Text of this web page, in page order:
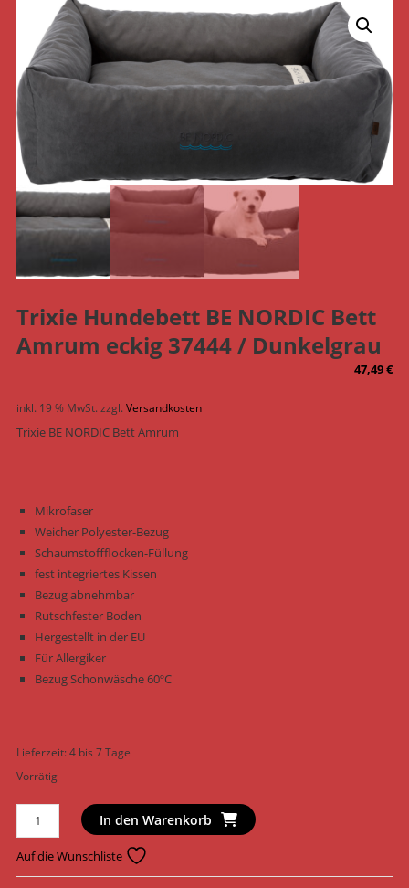
Trixie Hundebett BE NORDIC Bett
Amrum eckig 37444 / Dunkelgrau
47,49€
inkl. 19 % MwSt.zzgl.Versandkosten
Trixie BE NORDIC Bett Amrum
Mikrofaser
Weicher Polyester-Bezug
Schaumstoffflocken-Füllung
fest integriertes Kissen
Bezug abnehmbar
Rutschfester Boden
Hergestellt in der EU
Für Allergiker
Bezug Schonwäsche 60ºC
Lieferzeit:4 bis 7 Tage
Vorrätig
Trixie
Hundebett
BE
NORDIC
In den Warenkorb
Auf die Wunschliste